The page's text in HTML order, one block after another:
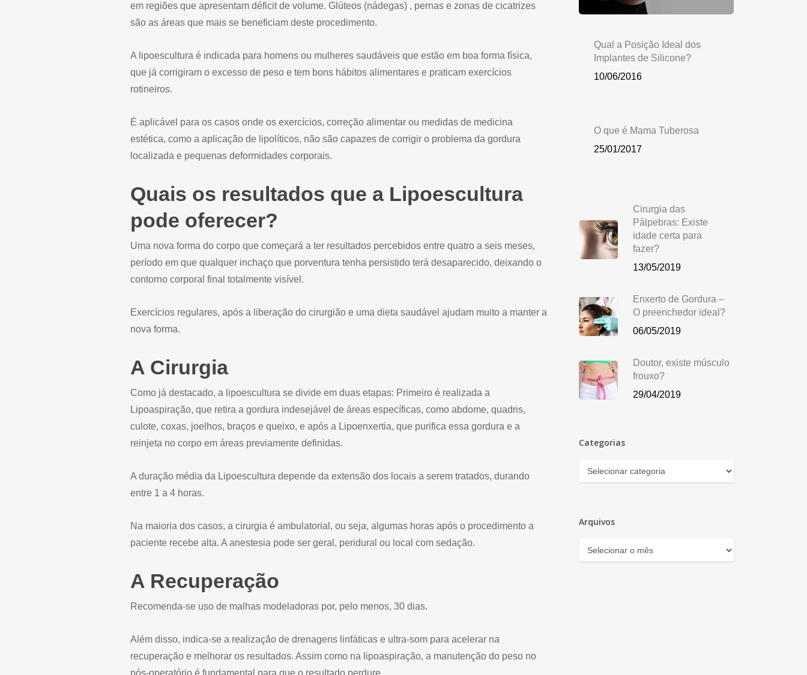
em regiões que apresentam déficit de volume. Glúteos (nádegas) , pernas e zonas de cicatrizes
são as áreas que mais se beneficiam deste procedimento.
A lipoescultura é indicada para homens ou mulheres saudáveis que estão em boa forma física,
que já corrigiram o excesso de peso e tem bons hábitos alimentares e praticam exercícios
rotineiros.
É aplicável para os casos onde os exercícios, correção alimentar ou medidas de medicina
estética, como a aplicação de lipolíticos, não são capazes de corrigir o problema da gordura
localizada e pequenas deformidades corporais.
Quais os resultados que a Lipoescultura
pode oferecer?
Uma nova forma do corpo que começará a ter resultados percebidos entre quatro a seis meses,
período em que qualquer inchaço que porventura tenha persistido terá desaparecido, deixando o
contorno corporal final totalmente visível.
Exercícios regulares, após a liberação do cirurgião e uma dieta saudável ajudam muito a manter a
nova forma.
A Cirurgia
Como já destacado, a lipoescultura se divide em duas etapas: Primeiro é realizada a
Lipoaspiração, que retira a gordura indesejável de áreas específicas, como abdome, quadris,
culote, coxas, joelhos, braços e queixo, e após a Lipoenxertia, que purifica essa gordura e a
reinjeta no corpo em áreas previamente definidas.
A duração média da Lipoescultura depende da extensão dos locais a serem tratados, durando
entre 1 a 4 horas.
Na maioria dos casos, a cirurgia é ambulatorial, ou seja, algumas horas após o procedimento a
paciente recebe alta. A anestesia pode ser geral, peridural ou local com sedação.
A Recuperação
Recomenda-se uso de malhas modeladoras por, pelo menos, 30 dias.
Além disso, indica-se a realização de drenagens linfáticas e ultra-som para acelerar na
recuperação e melhorar os resultados. Assim como na lipoaspiração, a manutenção do peso no
pós-operatório é fundamental para que o resultado perdure.
Qual a Posição Ideal dos
Implantes de Silicone?
10/06/2016
O que é Mama Tuberosa
25/01/2017
Cirurgia das
Pálpebras: Existe
idade certa para
fazer?
13/05/2019
Enxerto de Gordura –
O preenchedor ideal?
06/05/2019
Doutor, existe músculo
frouxo?
29/04/2019
Categorias
Categorias
Arquivos
Arquivos